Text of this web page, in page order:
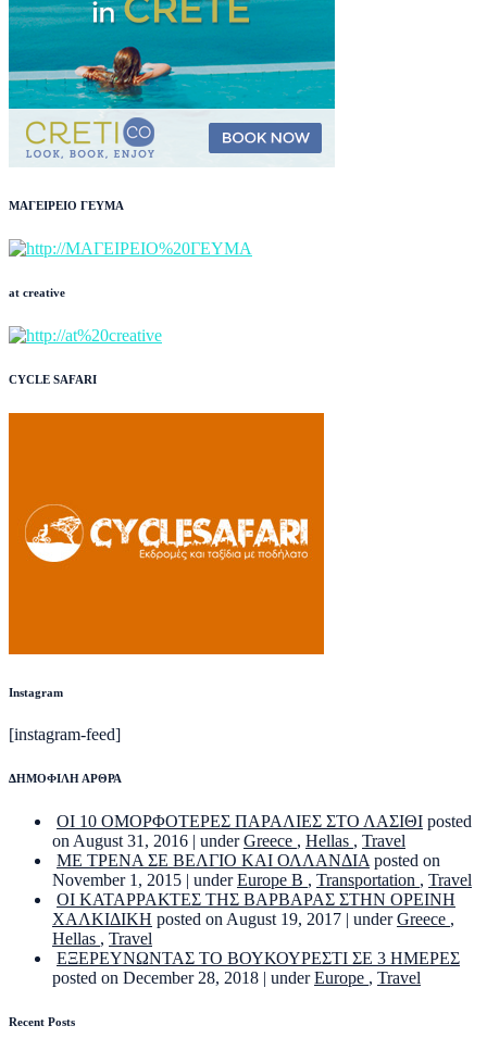
ΜΑΓΕΙΡΕΙΟ ΓΕΥΜΑ
at creative
CYCLE SAFARI
Instagram
[instagram-feed]
ΔΗΜΟΦΙΛΗ ΑΡΘΡΑ
ΟΙ 10 ΟΜΟΡΦΟΤΕΡΕΣ ΠΑΡΑΛΙΕΣ ΣΤΟ ΛΑΣΙΘΙ posted
on August 31, 2016 | underGreece , Hellas , Travel
ΜΕ ΤΡΕΝΑ ΣΕ ΒΕΛΓΙΟ ΚΑΙ ΟΛΛΑΝΔΙΑ posted on
November 1, 2015 | underEurope B , Transportation , Travel
ΟΙ ΚΑΤΑΡΡΑΚΤΕΣ ΤΗΣ ΒΑΡΒΑΡΑΣ ΣΤΗΝ ΟΡΕΙΝΗ
ΧΑΛΚΙΔΙΚΗ posted on August 19, 2017 | underGreece ,
Hellas , Travel
ΕΞΕΡΕΥΝΩΝΤΑΣ ΤΟ ΒΟΥΚΟΥΡΕΣΤΙ ΣΕ 3 ΗΜΕΡΕΣ
posted on December 28, 2018 | underEurope , Travel
Recent Posts